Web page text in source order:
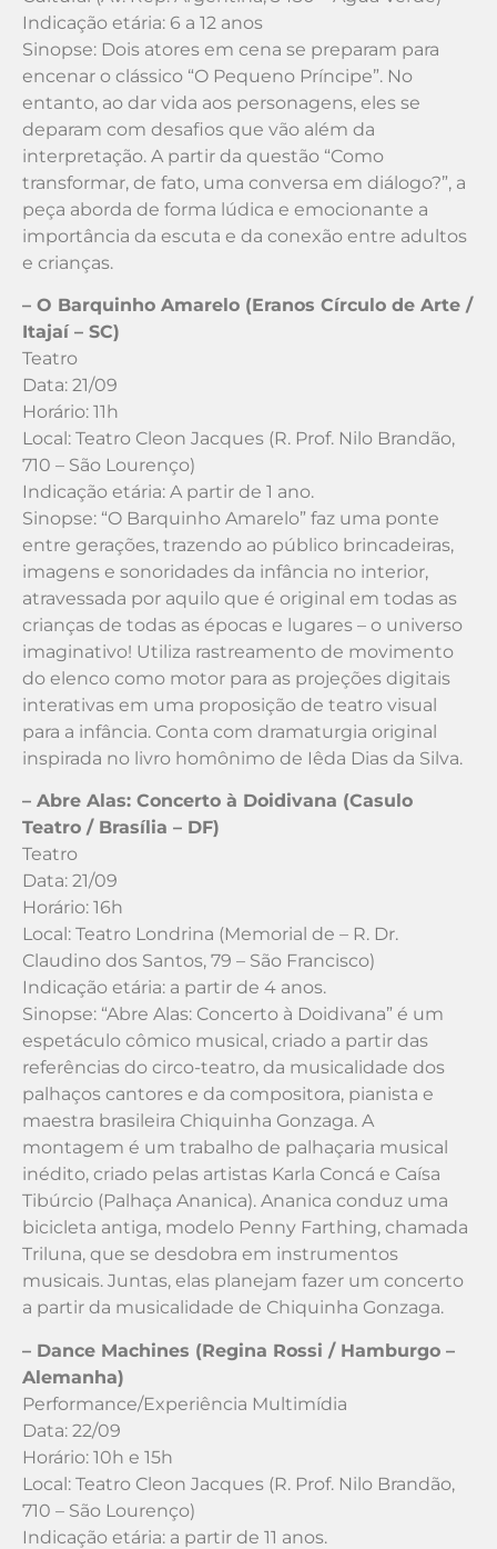
Indicação etária: 6 a 12 anos
Sinopse: Dois atores em cena se preparam para
encenar o clássico “O Pequeno Príncipe”. No
entanto, ao dar vida aos personagens, eles se
deparam com desafios que vão além da
interpretação. A partir da questão “Como
transformar, de fato, uma conversa em diálogo?”, a
peça aborda de forma lúdica e emocionante a
importância da escuta e da conexão entre adultos
e crianças.
– O Barquinho Amarelo (Eranos Círculo de Arte /
Itajaí – SC)
Teatro
Data: 21/09
Horário: 11h
Local: Teatro Cleon Jacques (R. Prof. Nilo Brandão,
710 – São Lourenço)
Indicação etária: A partir de 1 ano.
Sinopse: “O Barquinho Amarelo” faz uma ponte
entre gerações, trazendo ao público brincadeiras,
imagens e sonoridades da infância no interior,
atravessada por aquilo que é original em todas as
crianças de todas as épocas e lugares – o universo
imaginativo! Utiliza rastreamento de movimento
do elenco como motor para as projeções digitais
interativas em uma proposição de teatro visual
para a infância. Conta com dramaturgia original
inspirada no livro homônimo de Iêda Dias da Silva.
– Abre Alas: Concerto à Doidivana (Casulo
Teatro / Brasília – DF)
Teatro
Data: 21/09
Horário: 16h
Local: Teatro Londrina (Memorial de – R. Dr.
Claudino dos Santos, 79 – São Francisco)
Indicação etária: a partir de 4 anos.
Sinopse: “Abre Alas: Concerto à Doidivana” é um
espetáculo cômico musical, criado a partir das
referências do circo-teatro, da musicalidade dos
palhaços cantores e da compositora, pianista e
maestra brasileira Chiquinha Gonzaga. A
montagem é um trabalho de palhaçaria musical
inédito, criado pelas artistas Karla Concá e Caísa
Tibúrcio (Palhaça Ananica). Ananica conduz uma
bicicleta antiga, modelo Penny Farthing, chamada
Triluna, que se desdobra em instrumentos
musicais. Juntas, elas planejam fazer um concerto
a partir da musicalidade de Chiquinha Gonzaga.
– Dance Machines (Regina Rossi / Hamburgo –
Alemanha)
Performance/Experiência Multimídia
Data: 22/09
Horário: 10h e 15h
Local: Teatro Cleon Jacques (R. Prof. Nilo Brandão,
710 – São Lourenço)
Indicação etária: a partir de 11 anos.